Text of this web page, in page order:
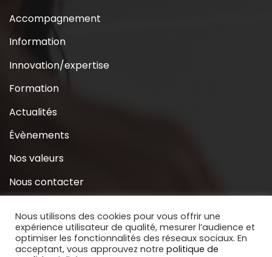
Accompagnement
Information
Innovation/expertise
Formation
Actualités
Évènements
Nos valeurs
Nous contacter
S’inscrire à la Newsletter
Nous soutenir
Nous utilisons des cookies pour vous offrir une
expérience utilisateur de qualité, mesurer l’audience et
optimiser les fonctionnalités des réseaux sociaux. En
acceptant, vous approuvez notre politique de